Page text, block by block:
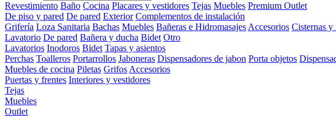
Revestimiento Baño Cocina Placares y vestidores Tejas Muebles Premium Outlet
De piso y pared De pared Exterior Complementos de instalación
Grifería Loza Sanitaria Bachas Muebles Bañeras e Hidromasajes Accesorios Cisternas y
Lavatorio De pared Bañera y ducha Bidet Otro
Lavatorios Inodoros Bidet Tapas y asientos
Perchas Toalleros Portarrollos Jaboneras Dispensadores de jabon Porta objetos
Muebles de cocina Piletas Grifos Accesorios
Puertas y frentes Interiores y vestidores
Tejas
Muebles
Outlet